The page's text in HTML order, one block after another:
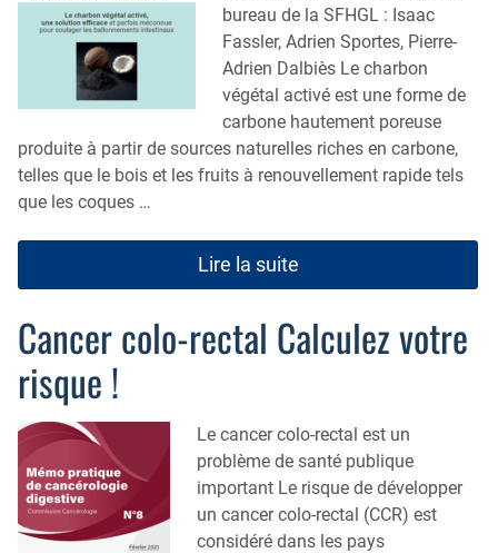
bureau de la SFHGL : Isaac
Fassler, Adrien Sportes, Pierre-
Adrien Dalbiès Le charbon
végétal activé est une forme de
carbone hautement poreuse
produite à partir de sources naturelles riches en carbone,
telles que le bois et les fruits à renouvellement rapide tels
que les coques …
Lire la suite
Cancer colo-rectal Calculez votre
risque !
Le cancer colo-rectal est un
problème de santé publique
important Le risque de développer
un cancer colo-rectal (CCR) est
considéré dans les pays